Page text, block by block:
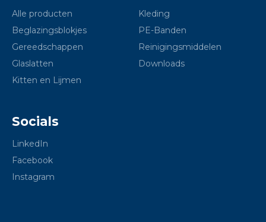
Alle producten
Beglazingsblokjes
Gereedschappen
Glaslatten
Kitten en Lijmen
Kleding
PE-Banden
Reinigingsmiddelen
Downloads
Socials
LinkedIn
Facebook
Instagram